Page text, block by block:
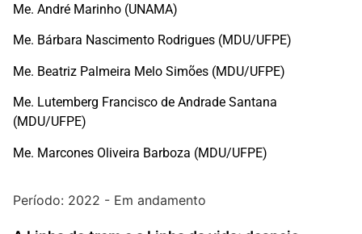
Me. André Marinho (UNAMA)
Me. Bárbara Nascimento Rodrigues (MDU/UFPE)
Me. Beatriz Palmeira Melo Simões (MDU/UFPE)
Me. Lutemberg Francisco de Andrade Santana
(MDU/UFPE)
Me. Marcones Oliveira Barboza (MDU/UFPE)
Período: 2022 - Em andamento